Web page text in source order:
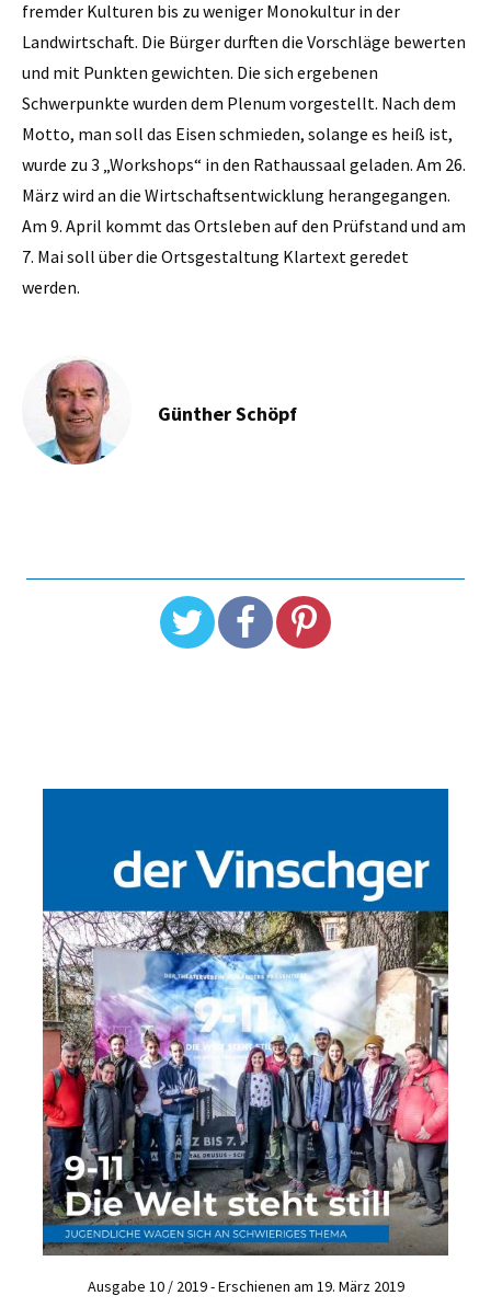
fremder Kulturen bis zu weniger Monokultur in der
Landwirtschaft. Die Bürger durften die Vorschläge bewerten
und mit Punkten gewichten. Die sich ergebenen
Schwerpunkte wurden dem Plenum vorgestellt. Nach dem
Motto, man soll das Eisen schmieden, solange es heiß ist,
wurde zu 3 „Workshops“ in den Rathaussaal geladen. Am 26.
März wird an die Wirtschaftsentwicklung herangegangen.
Am 9. April kommt das Ortsleben auf den Prüfstand und am
7. Mai soll über die Ortsgestaltung Klartext geredet
werden.
Günther Schöpf
Ausgabe 10 / 2019 - Erschienen am 19. März 2019